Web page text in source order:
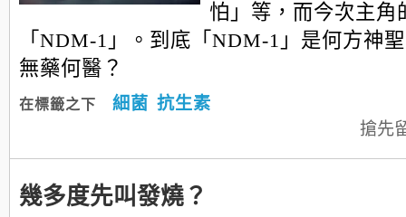
怕」等，而今次主角
「NDM-1」。到底「NDM-1」是何方神
無藥何醫？
在標籤之下 細菌 抗生素
搶先
幾多度先叫發燒？